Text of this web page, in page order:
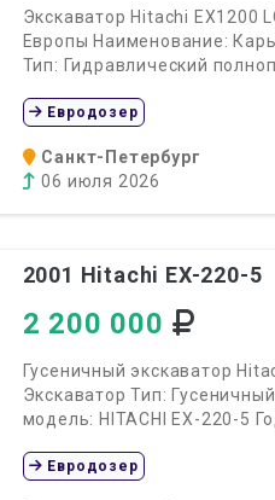
Экскаватор Hitachi EX1200
Европы Наименование:
Тип: Гидравлический
Евродозер
Санкт-Петербург
06 июля 2026
2001 Hitachi EX-220-5
2 200 000
Гусеничный экскаватор
Экскаватор Тип:
модель: HITACHI EX-220-5
Евродозер